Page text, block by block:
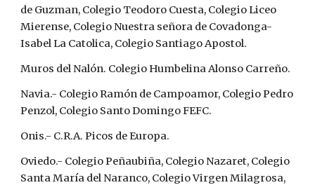
de Guzman, Colegio Teodoro Cuesta, Colegio Liceo
Mierense, Colegio Nuestra señora de Covadonga-
Isabel La Catolica, Colegio Santiago Apostol.
Muros del Nalón. Colegio Humbelina Alonso Carreño.
Navia.- Colegio Ramón de Campoamor, Colegio Pedro
Penzol, Colegio Santo Domingo FEFC.
Onis.- C.R.A. Picos de Europa.
Oviedo.- Colegio Peñaubiña, Colegio Nazaret, Colegio
Santa María del Naranco, Colegio Virgen Milagrosa,